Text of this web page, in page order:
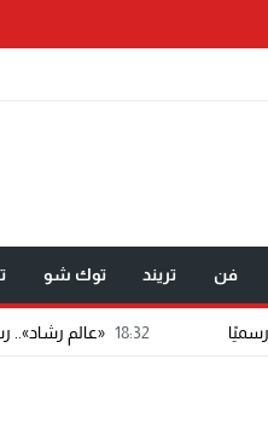
فن تريند توك شو
18:32 «عالم رشاد».. رسالة